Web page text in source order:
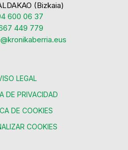
(Bizkaia)
600 06 37
449 779
LEGAL
DE PRIVACIDAD
DE COOKIES
COOKIES